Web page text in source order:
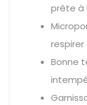
prête à
Bonne